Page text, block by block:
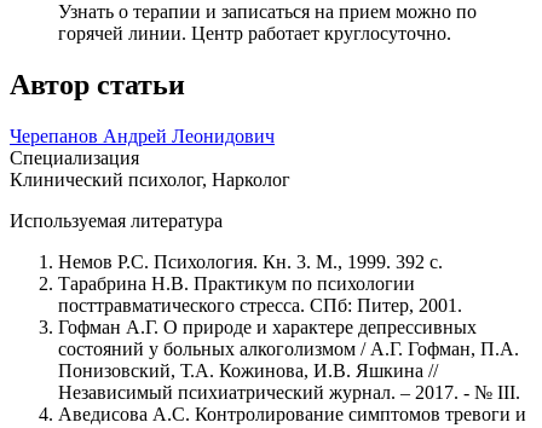
Узнать о терапии и записаться на прием можно по
горячей линии. Центр работает круглосуточно.
Автор статьи
Черепанов Андрей Леонидович
Специализация
Клинический психолог, Нарколог
Используемая литература
Немов P.C. Психология. Кн. 3. М., 1999. 392 с.
Тарабрина Н.В. Практикум по психологии
посттравматического стресса. СПб: Питер, 2001.
Гофман А.Г. О природе и характере депрессивных
состояний у больных алкоголизмом / А.Г. Гофман, П.А.
Понизовский, Т.А. Кожинова, И.В. Яшкина //
Независимый психиатрический журнал. – 2017. - № III.
Аведисова A.C. Контролирование симптомов тревоги и